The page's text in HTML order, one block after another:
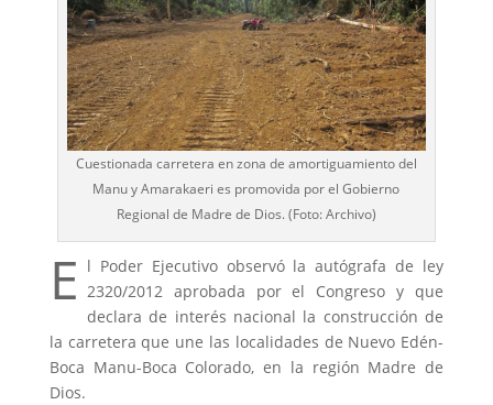
Cuestionada carretera en zona de amortiguamiento del
Manu y Amarakaeri es promovida por el Gobierno
Regional de Madre de Dios. (Foto: Archivo)
E l Poder Ejecutivo observó la autógrafa de ley
2320/2012 aprobada por el Congreso y que
declara de interés nacional la construcción de
la carretera que une las localidades de Nuevo Edén-
Boca Manu-Boca Colorado, en la región Madre de
Dios.